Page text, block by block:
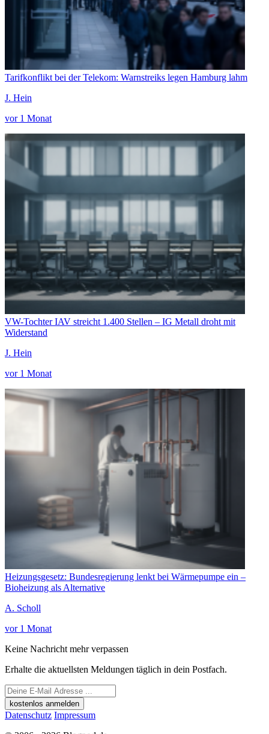
Tarifkonflikt bei der Telekom: Warnstreiks legen Hamburg lahm
J. Hein
vor 1 Monat
VW-Tochter IAV streicht 1.400 Stellen – IG Metall droht mit
Widerstand
J. Hein
vor 1 Monat
Heizungsgesetz: Bundesregierung lenkt bei Wärmepumpe ein –
Bioheizung als Alternative
A. Scholl
vor 1 Monat
Keine Nachricht mehr verpassen
Erhalte die aktuellsten Meldungen täglich in dein Postfach.
kostenlos anmelden
Datenschutz Impressum